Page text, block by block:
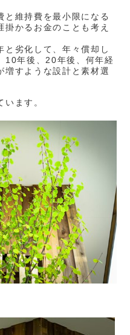
と維持費を最小限になる
掛かるお金のことも考え
と劣化して、年々償却し
10年後、20年後、何年経
増すような設計と素材選
ます。